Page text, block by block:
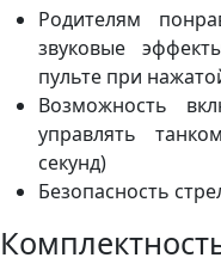
Родителям
звуковые
пульте при
Возможность
управлять
секунд)
Безопасность